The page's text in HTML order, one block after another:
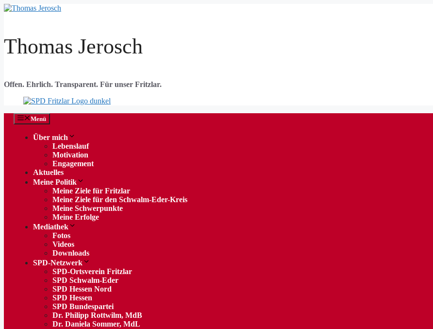
Zum
Thomas Jerosch
Offen. Ehrlich. Transparent. Für unser Fritzlar.
Menü
Über mich
Lebenslauf
Motivation
Engagement
Aktuelles
Meine Politik
Meine Ziele für Fritzlar
Meine Ziele für den Schwalm-Eder-Kreis
Meine Schwerpunkte
Meine Erfolge
Mediathek
Fotos
Videos
Downloads
SPD-Netzwerk
SPD-Ortsverein Fritzlar
SPD Schwalm-Eder
SPD Hessen Nord
SPD Hessen
SPD Bundespartei
Dr. Philipp Rottwilm, MdB
Dr. Daniela Sommer, MdL